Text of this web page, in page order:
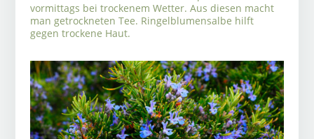
vormittags bei trockenem Wetter. Aus diesen macht
man getrockneten Tee. Ringelblumensalbe hilft
gegen trockene Haut.